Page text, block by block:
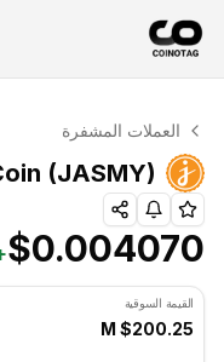
التحليل الفني لـ JasmyCoin
JasmyCoin يتم تداوله حاليًا عند $0.004070. مؤشر RSI عند 35.58 في المنطقة المحايدة. الاتجاه اليومي هبوطي. مستوى الدعم الرئيسي: $0.00393333, مستوى المقاومة: $0.00416333.
العملات المشفرة
$0.004070
القيمة السوقية
$200.25 M